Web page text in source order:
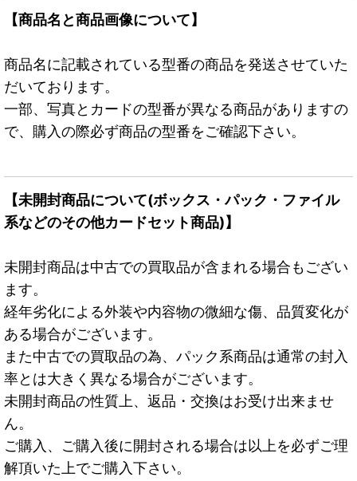
【商品名と商品画像について】
商品名に記載されている型番の商品を発送させていた
だいております。
一部、写真とカードの型番が異なる商品がありますの
で、購入の際必ず商品の型番をご確認下さい。
【未開封商品について(ボックス・パック・ファイル
系などのその他カードセット商品)】
未開封商品は中古での買取品が含まれる場合もござい
ます。
経年劣化による外装や内容物の微細な傷、品質変化が
ある場合がございます。
また中古での買取品の為、パック系商品は通常の封入
率とは大きく異なる場合がございます。
未開封商品の性質上、返品・交換はお受け出来ませ
ん。
ご購入、ご購入後に開封される場合は以上を必ずご理
解頂いた上でご購入下さい。